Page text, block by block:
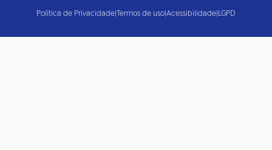
Política de Privacidade|Termos de uso|Acessibilidade|LGPD